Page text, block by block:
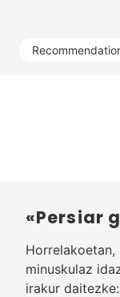
«Persiar
minuskulaz
irakur